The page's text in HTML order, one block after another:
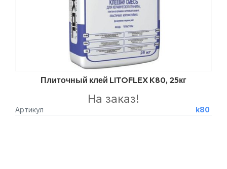
Плиточный клей LITOFLEX K80, 25кг
Артикул k80
На заказ!